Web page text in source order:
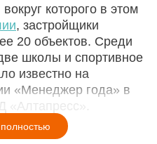
которого в этом
, застройщики
20 объектов. Среди
школы и спортивное
известно на
«Менеджер года» в
«Алтапресс».